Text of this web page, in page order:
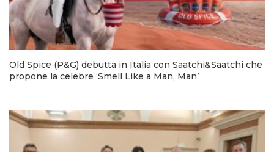
Old Spice (P&G) debutta in Italia con Saatchi&Saatchi che
propone la celebre ‘Smell Like a Man, Man’